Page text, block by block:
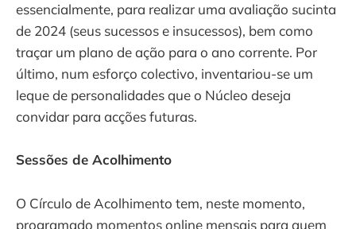
essencialmente, para realizar uma avaliação sucinta
de 2024 (seus sucessos e insucessos), bem como
traçar um plano de ação para o ano corrente. Por
último, num esforço colectivo, inventariou-se um
leque de personalidades que o Núcleo deseja
convidar para acções futuras.
Sessões de Acolhimento
O Círculo de Acolhimento tem, neste momento,
programado momentos online mensais para quem